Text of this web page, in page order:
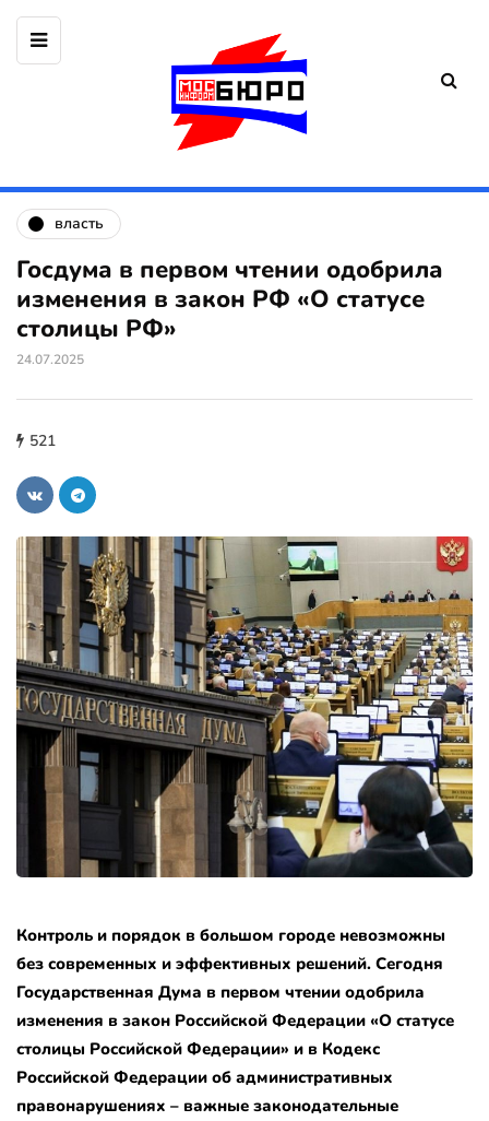
власть
Госдума в первом чтении одобрила
изменения в закон РФ «О статусе
столицы РФ»
24.07.2025
521
Контроль и порядок в большом городе невозможны
без современных и эффективных решений. Сегодня
Государственная Дума в первом чтении одобрила
изменения в закон Российской Федерации «О статусе
столицы Российской Федерации» и в Кодекс
Российской Федерации об административных
правонарушениях – важные законодательные